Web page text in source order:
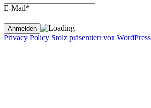
E-Mail*
Privacy Policy Stolz präsentiert von WordPress